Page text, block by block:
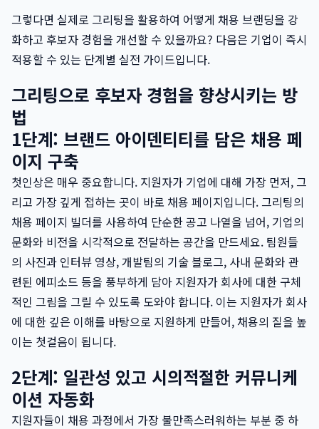
그렇다면 실제로 그리팅을 활용하여 어떻게 채용 브랜딩을 강
화하고 후보자 경험을 개선할 수 있을까요? 다음은 기업이 즉시
적용할 수 있는 단계별 실전 가이드입니다.
그리팅으로 후보자 경험을 향상시키는 방
법
1단계: 브랜드 아이덴티티를 담은 채용 페
이지 구축
첫인상은 매우 중요합니다. 지원자가 기업에 대해 가장 먼저, 그
리고 가장 깊게 접하는 곳이 바로 채용 페이지입니다. 그리팅의
채용 페이지 빌더를 사용하여 단순한 공고 나열을 넘어, 기업의
문화와 비전을 시각적으로 전달하는 공간을 만드세요. 팀원들
의 사진과 인터뷰 영상, 개발팀의 기술 블로그, 사내 문화와 관
련된 에피소드 등을 풍부하게 담아 지원자가 회사에 대한 구체
적인 그림을 그릴 수 있도록 도와야 합니다. 이는 지원자가 회사
에 대한 깊은 이해를 바탕으로 지원하게 만들어, 채용의 질을 높
이는 첫걸음이 됩니다.
2단계: 일관성 있고 시의적절한 커뮤니케
이션 자동화
지원자들이 채용 과정에서 가장 불만족스러워하는 부분 중 하